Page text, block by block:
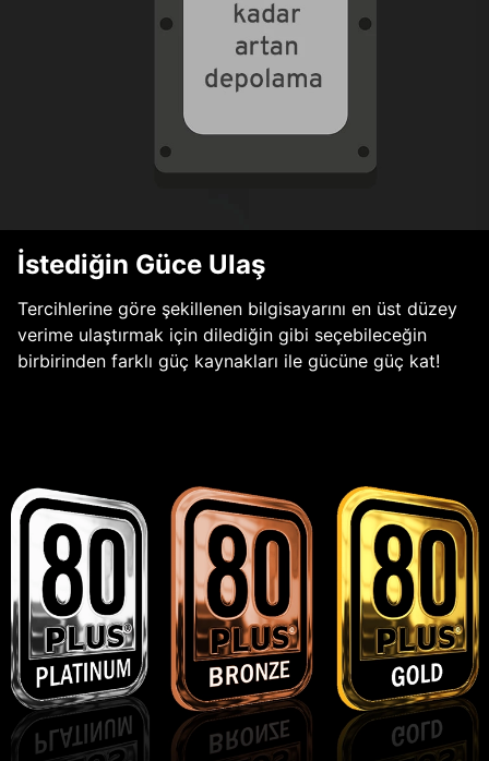
İstediğin Güce Ulaş
Tercihlerine göre şekillenen bilgisayarını en üst düzey
verime ulaştırmak için dilediğin gibi seçebileceğin
birbirinden farklı güç kaynakları ile gücüne güç kat!